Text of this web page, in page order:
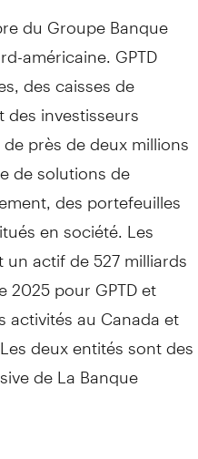
du Groupe Banque
américaine. GPTD
des caisses de
investisseurs
près de deux millions
de solutions de
des portefeuilles
en société. Les
actif de 527 milliards
pour GPTD et
activités au Canadaet
deux entités sont des
de La Banque